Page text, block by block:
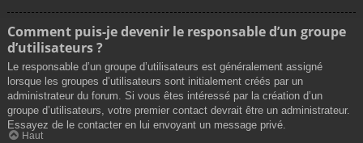
Comment puis-je devenir le responsable d’un groupe
d’utilisateurs ?
Le responsable d’un groupe d’utilisateurs est généralement assigné
lorsque les groupes d’utilisateurs sont initialement créés par un
administrateur du forum. Si vous êtes intéressé par la création d’un
groupe d’utilisateurs, votre premier contact devrait être un administrateur.
Essayez de le contacter en lui envoyant un message privé.
Haut